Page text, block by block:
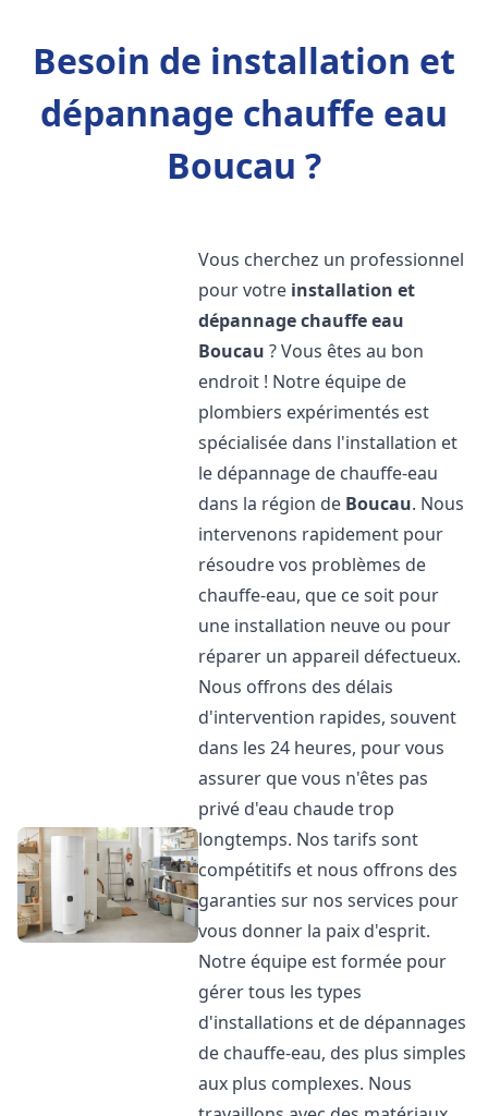
Besoin de installation et
dépannage chauffe eau
Boucau ?
Vous cherchez un professionnel
pour votre installation et
dépannage chauffe eau
Boucau ? Vous êtes au bon
endroit ! Notre équipe de
plombiers expérimentés est
spécialisée dans l'installation et
le dépannage de chauffe-eau
dans la région de Boucau. Nous
intervenons rapidement pour
résoudre vos problèmes de
chauffe-eau, que ce soit pour
une installation neuve ou pour
réparer un appareil défectueux.
Nous offrons des délais
d'intervention rapides, souvent
dans les 24 heures, pour vous
assurer que vous n'êtes pas
privé d'eau chaude trop
longtemps. Nos tarifs sont
compétitifs et nous offrons des
garanties sur nos services pour
vous donner la paix d'esprit.
Notre équipe est formée pour
gérer tous les types
d'installations et de dépannages
de chauffe-eau, des plus simples
aux plus complexes. Nous